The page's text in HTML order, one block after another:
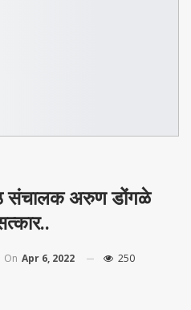
संचालक अरुण डोंगळे
On Apr 6, 2022 250